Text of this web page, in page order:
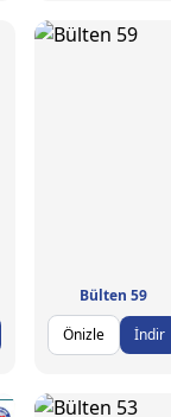
Bülten 59
Önizle
İndir